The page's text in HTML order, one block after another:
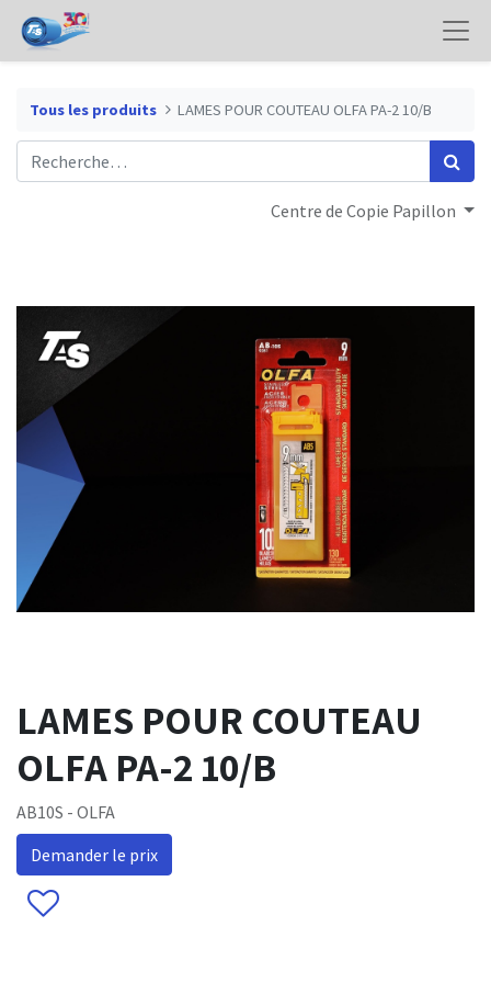
Tous les produits LAMES POUR COUTEAU OLFA PA-2 10/B
Centre de Copie Papillon
LAMES POUR COUTEAU
OLFA PA-2 10/B
AB10S - OLFA
Demander le prix